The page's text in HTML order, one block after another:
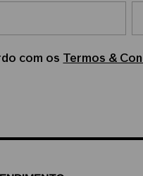
com os Termos &